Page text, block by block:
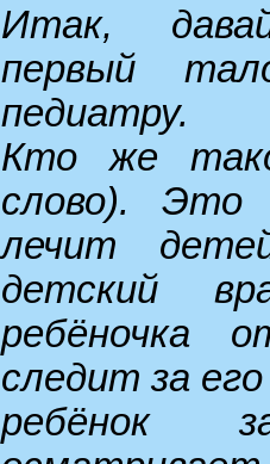
Итак,
первый
педиатру.
Кто же
слово).
лечит
детский
ребёночка
следит за
ребёнок